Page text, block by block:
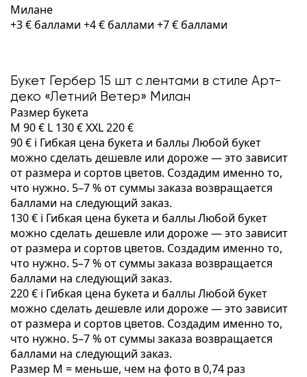
+3 € баллами +4 € баллами +7 € баллами
Букет Гербер 15 шт с лентами в стиле Арт-
деко «Летний Ветер» Милан
Размер букета
M 90 € L 130 €XXL220 €
90 € i Гибкая цена букета и баллыЛюбой букет
можно сделать дешевле или дороже — это зависит
от размера и сортов цветов. Создадим именно то,
что нужно. 5–7 % от суммы заказа возвращается
баллами на следующий заказ.
130 € i Гибкая цена букета и баллыЛюбой букет
можно сделать дешевле или дороже — это зависит
от размера и сортов цветов. Создадим именно то,
что нужно. 5–7 % от суммы заказа возвращается
баллами на следующий заказ.
220 € i Гибкая цена букета и баллыЛюбой букет
можно сделать дешевле или дороже — это зависит
от размера и сортов цветов. Создадим именно то,
что нужно. 5–7 % от суммы заказа возвращается
баллами на следующий заказ.
Размер M = меньше, чем на фото в 0,74 раз